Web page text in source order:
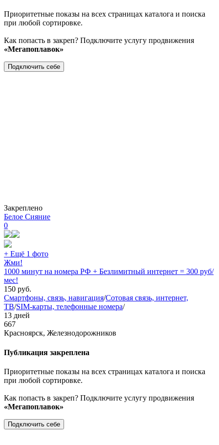
Приоритетные показы на всех страницах каталога и поиска
при любой сортировке.
Как попасть в закреп? Подключите услугу продвижения
«Мегапоплавок»
Подключить себе
Закреплено
Белое Сияние
0
+ Ещё 1 фото
Жми!
1000 минут на номера РФ + Безлимитный интернет = 300 руб/
мес!
150 руб.
Смартфоны, связь, навигация/Сотовая связь, интернет,
ТВ/SIM-карты, телефонные номера/
13 дней
667
Красноярск, Железнодорожников
Публикация закреплена
Приоритетные показы на всех страницах каталога и поиска
при любой сортировке.
Как попасть в закреп? Подключите услугу продвижения
«Мегапоплавок»
Подключить себе